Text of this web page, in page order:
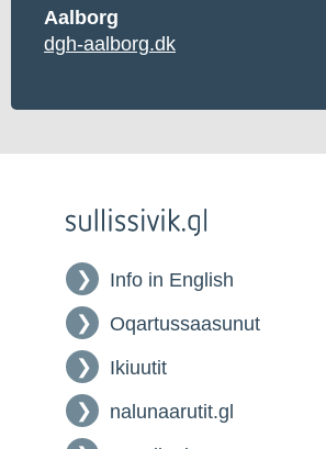
Aalborg
dgh-aalborg.dk
Info in English
Oqartussaasunut
Ikiuutit
nalunaarutit.gl